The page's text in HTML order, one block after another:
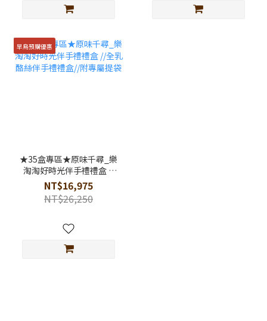
早鳥預購優惠
★35盒專區★原味千尋_樂
淘淘好時光伴手禮禮盒 //
全乳酪絲伴手禮禮盒//附專
屬提袋
NT$16,975
NT$26,250